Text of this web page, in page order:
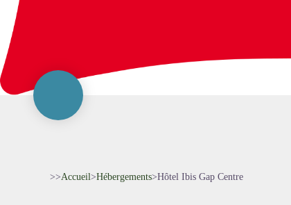
>>Accueil>Hébergements>Hôtel Ibis Gap Centre